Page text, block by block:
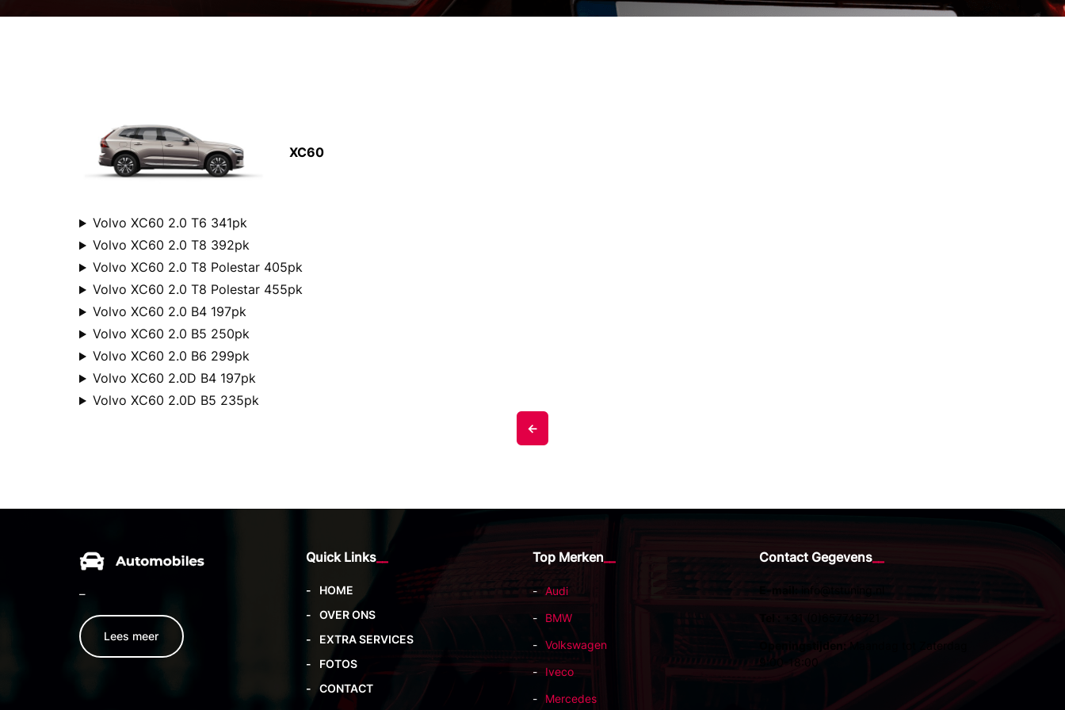
XC60
Volvo XC60 2.0 T6 341pk
Volvo XC60 2.0 T8 392pk
Volvo XC60 2.0 T8 Polestar 405pk
Volvo XC60 2.0 T8 Polestar 455pk
Volvo XC60 2.0 B4 197pk
Volvo XC60 2.0 B5 250pk
Volvo XC60 2.0 B6 299pk
Volvo XC60 2.0D B4 197pk
Volvo XC60 2.0D B5 235pk
<-
–
Lees meer
Quick Links
HOME
OVER ONS
EXTRA SERVICES
FOTOS
CONTACT
Top Merken
Audi
BMW
Volkswagen
Iveco
Mercedes
Contact Gegevens
E-mail: info@tstuning.nl
Tel :
Openingstijden: Maandag tot Zaterdag
9:00-18:00